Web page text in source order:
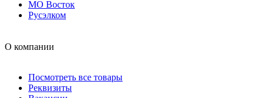
МО Восток
Русэлком
О компании
Посмотреть все товары
Реквизиты